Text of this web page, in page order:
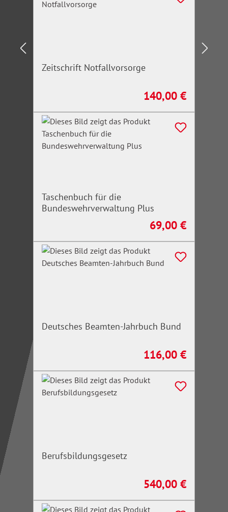
Zeitschrift Notfallvorsorge
Regulärer Preis:
140,00 €
Taschenbuch für die
Bundeswehrverwaltung Plus
Regulärer Preis:
69,00 €
Deutsches Beamten-Jahrbuch Bund
Regulärer Preis:
116,00 €
Berufsbildungsgesetz
Regulärer Preis:
540,00 €